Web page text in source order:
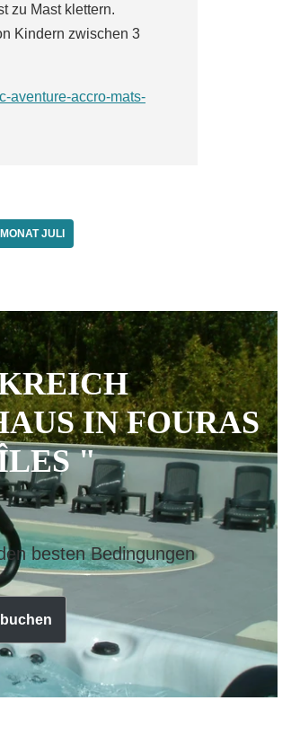
zu Mast klettern.
Kindern zwischen 3
aventure-accro-mats-
MONAT JULI
IN FOURAS
"
besten Bedingungen